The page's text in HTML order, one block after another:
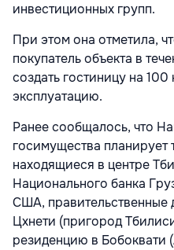
инвестиционных групп.
При этом она отметила,
покупатель объекта в
создать гостиницу на
эксплуатацию.
Ранее сообщалось, что
госимущества
находящиеся в центре
Национального банка
США, правительственные
Цхнети (пригород
резиденцию в Бобоквати